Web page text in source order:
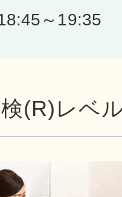
～19:35
(R)レベ